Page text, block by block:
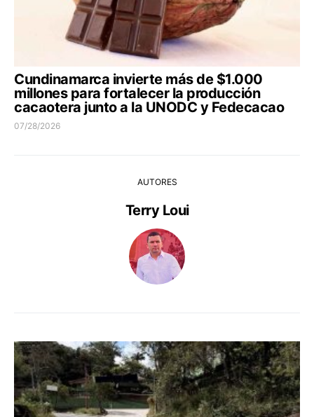
Cundinamarca invierte más de $1.000
millones para fortalecer la producción
cacaotera junto a la UNODC y Fedecacao
07/28/2026
AUTORES
Terry Loui